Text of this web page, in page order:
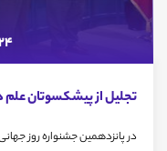
24
تجلیل از پیشکسوتان
در پانزدهمین جشنواره روز